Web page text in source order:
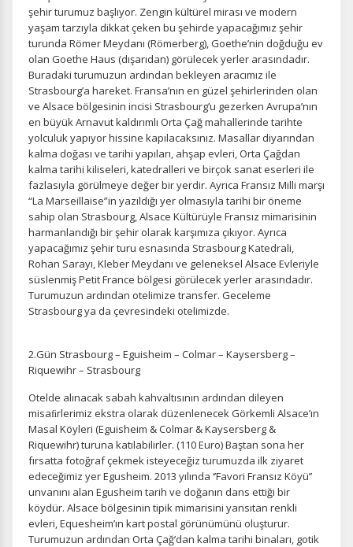
şehir turumuz başlıyor. Zengin kültürel mirası ve modern
yaşam tarzıyla dikkat çeken bu şehirde yapacağımız şehir
turunda Römer Meydanı (Römerberg), Goethe’nin doğduğu ev
olan Goethe Haus (dışarıdan) görülecek yerler arasındadır.
Buradaki turumuzun ardından bekleyen aracımız ile
Strasbourg’a hareket. Fransa’nın en güzel şehirlerinden olan
ve Alsace bölgesinin incisi Strasbourg’u gezerken Avrupa’nın
en büyük Arnavut kaldırımlı Orta Çağ mahallerinde tarihte
yolculuk yapıyor hissine kapılacaksınız. Masallar diyarından
kalma doğası ve tarihi yapıları, ahşap evleri, Orta Çağdan
kalma tarihi kiliseleri, katedralleri ve birçok sanat eserleri ile
fazlasıyla görülmeye değer bir yerdir. Ayrıca Fransız Milli marşı
“La Marseillaise”in yazıldığı yer olmasıyla tarihi bir öneme
sahip olan Strasbourg, Alsace Kültürüyle Fransız mimarisinin
harmanlandığı bir şehir olarak karşımıza çıkıyor. Ayrıca
yapacağımız şehir turu esnasında Strasbourg Katedrali,
Rohan Sarayı, Kleber Meydanı ve geleneksel Alsace Evleriyle
süslenmiş Petit France bölgesi görülecek yerler arasındadır.
Turumuzun ardından otelimize transfer. Geceleme
Strasbourg ya da çevresindeki otelimizde.
2.Gün Strasbourg – Eguisheim – Colmar – Kaysersberg –
Riquewihr – Strasbourg
Otelde alınacak sabah kahvaltısının ardından dileyen
misaﬁrlerimiz ekstra olarak düzenlenecek Görkemli Alsace’ın
Masal Köyleri (Eguisheim & Colmar & Kaysersberg &
Riquewihr) turuna katılabilirler. (110 Euro) Baştan sona her
fırsatta fotoğraf çekmek isteyeceğiz turumuzda ilk ziyaret
edeceğimiz yer Egusheim. 2013 yılında ‘’Favori Fransız Köyü’’
unvanını alan Egusheim tarih ve doğanın dans ettiği bir
köydür. Alsace bölgesinin tipik mimarisini yansıtan renkli
evleri, Equesheim’ın kart postal görünümünü oluşturur.
Turumuzun ardından Orta Çağ’dan kalma tarihi binaları, gotik